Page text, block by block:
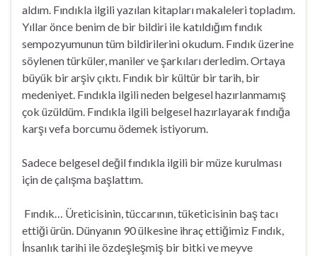
aldım. Fındıkla ilgili yazılan kitapları makaleleri topladım.
Yıllar önce benim de bir bildiri ile katıldığım fındık
sempozyumunun tüm bildirilerini okudum. Fındık üzerine
söylenen türküler, maniler ve şarkıları derledim. Ortaya
büyük bir arşiv çıktı. Fındık bir kültür bir tarih, bir
medeniyet. Fındıkla ilgili neden belgesel hazırlanmamış
çok üzüldüm. Fındıkla ilgili belgesel hazırlayarak fındığa
karşı vefa borcumu ödemek istiyorum.
Sadece belgesel değil fındıkla ilgili bir müze kurulması
için de çalışma başlattım.
Fındık… Üreticisinin, tüccarının, tüketicisinin baş tacı
ettiği ürün. Dünyanın 90 ülkesine ihraç ettiğimiz Fındık,
İnsanlık tarihi ile özdeşleşmiş bir bitki ve meyve